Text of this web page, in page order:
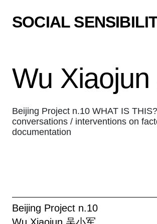
SOCIAL
Wu
Beijing Project n.10 WHAT IS
conversations / interventions on
documentation
Beijing Project n.10